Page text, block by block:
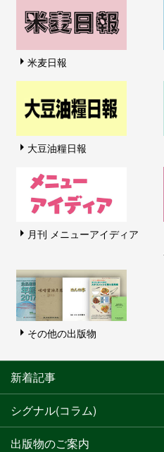
米麦日報
大豆油糧日報
月刊 メニューアイディア
その他の出版物
新着記事
シグナル(コラム)
出版物のご案内